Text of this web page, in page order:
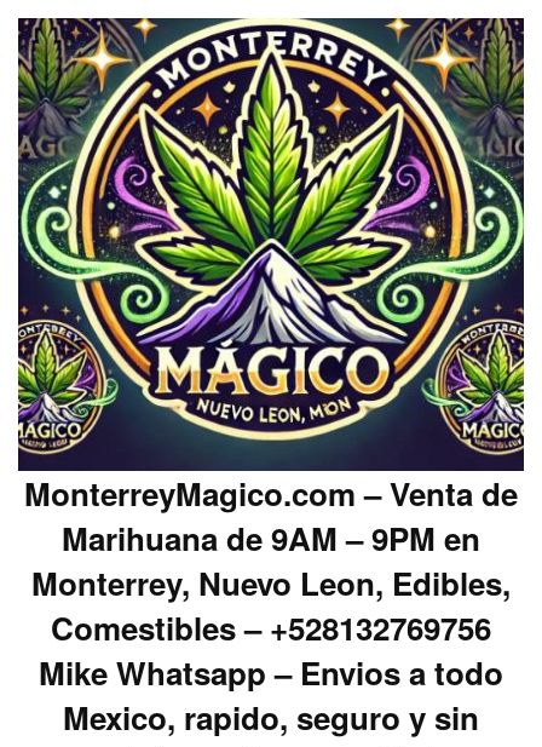
MonterreyMagico.com – Venta de
Marihuana de 9AM – 9PM en
Monterrey, Nuevo Leon, Edibles,
Comestibles – +528132769756
Mike Whatsapp – Envios a todo
Mexico, rapido, seguro y sin